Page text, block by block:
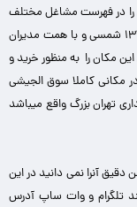
را در فهرست مشاغل مختلف
در سال ۱۳۷۷ شمسی و با همت مدیران
مکان را به منظور خرید و
فروش انواع کامپیوتر و ارایه خدمات در زمینه علوم I.T در مکانی کاملا سوق الجیشی
جغرافیایی آن که در منطقه ۱۱ شهرداری تهران بزرگ واقع میباشد
آنرا نمی دانید در این
تلگرام و وات ساپ آدرس